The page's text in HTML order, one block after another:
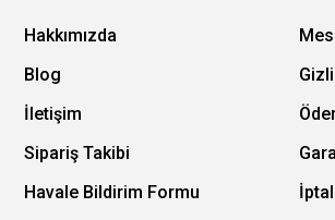
Hakkımızda
Blog
İletişim
Sipariş Takibi
Havale Bildirim Formu